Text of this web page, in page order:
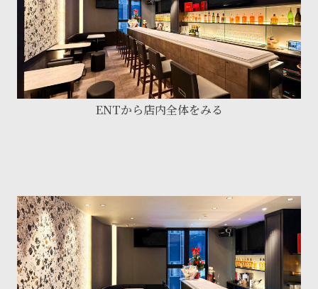
ENTから店内全体をみる